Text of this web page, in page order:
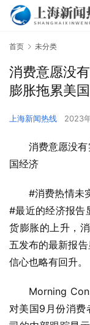
首页 未分类
消费意愿没
膨胀拖累美
上海新闻热线 2023
消费意愿没
国经济
#消费热情未
#最近的经济报告
货膨胀的上升，
五发布的最新报
信心也略有回升。
Morning
对美国9月份消费